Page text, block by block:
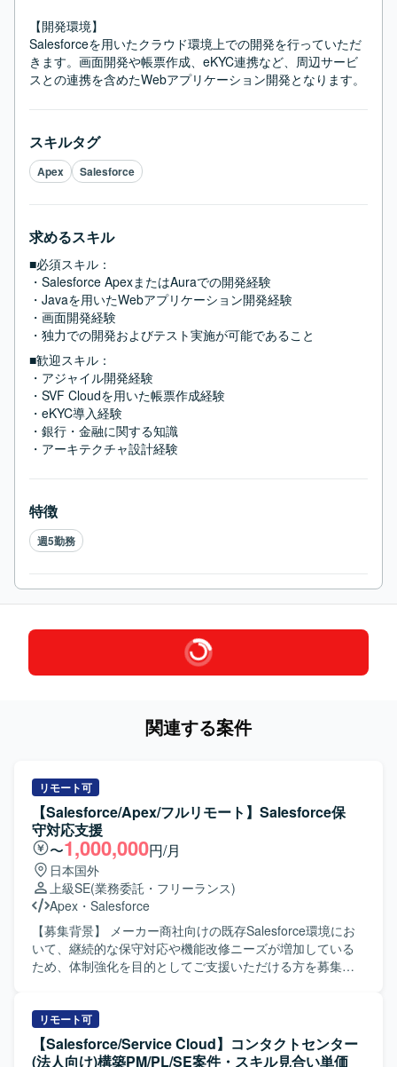
【開発環境】
Salesforceを用いたクラウド環境上での開発を行っていただ
きます。画面開発や帳票作成、eKYC連携など、周辺サービ
スとの連携を含めたWebアプリケーション開発となります。
スキルタグ
Apex Salesforce
求めるスキル
■必須スキル：
・Salesforce ApexまたはAuraでの開発経験
・Javaを用いたWebアプリケーション開発経験
・画面開発経験
・独力での開発およびテスト実施が可能であること
■歓迎スキル：
・アジャイル開発経験
・SVF Cloudを用いた帳票作成経験
・eKYC導入経験
・銀行・金融に関する知識
・アーキテクチャ設計経験
特徴
週5勤務
関連する案件
リモート可
【Salesforce/Apex/フルリモート】Salesforce保
守対応支援
〜1,000,000円/月
日本国外
上級SE(業務委託・フリーランス)
Apex ・ Salesforce
【募集背景】 メーカー商社向けの既存Salesforce環境にお
いて、継続的な保守対応や機能改修ニーズが増加している
ため、体制強化を目的としてご支援いただける方を募集し
守対応や問合せ対応を行っていただきます。 ・顧客との週
次定例ミーティングに参加し、方針のすり合わせや課題整
理、対応内容の説明を実施していただきます。 ・既存機能
リモート可
【Salesforce/Service Cloud】コンタクトセンター
(法人向け)構築PM/PL/SE案件・スキル見合い単価